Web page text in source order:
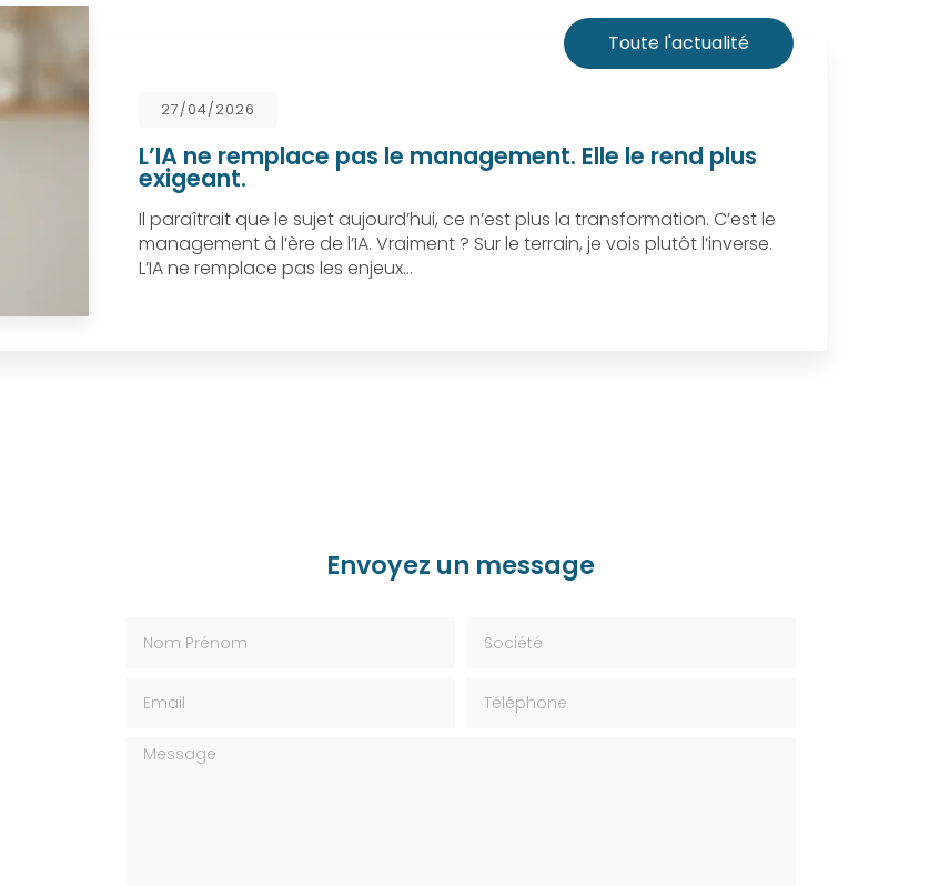
27/04/2026
L’IA ne remplace pas le management. Elle le rend plus
exigeant.
Il paraîtrait que le sujet aujourd’hui, ce n’est plus la transformation. C’est le
management à l’ère de l’IA. Vraiment ? Sur le terrain, je vois plutôt l’inverse.
L’IA ne remplace pas les enjeux…
Toute l'actualité
Envoyez un message
Message